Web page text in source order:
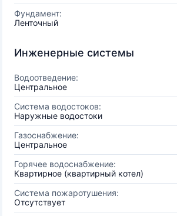
Фундамент:
Ленточный
Инженерные системы
Водоотведение:
Центральное
Система водостоков:
Наружные водостоки
Газоснабжение:
Центральное
Горячее водоснабжение:
Квартирное (квартирный котел)
Система пожаротушения:
Отсутствует